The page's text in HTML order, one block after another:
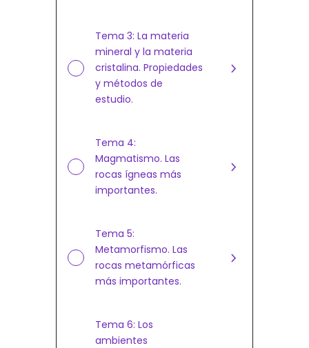
Tema 3: La materia
mineral y la materia
cristalina. Propiedades
y métodos de
estudio.
Tema 4:
Magmatismo. Las
rocas ígneas más
importantes.
Tema 5:
Metamorfismo. Las
rocas metamórficas
más importantes.
Tema 6: Los
ambientes